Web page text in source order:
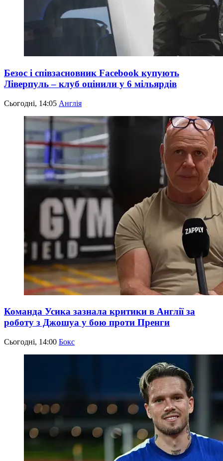
Безос і співзасновник Facebook купують
Ліверпуль – клуб оцінили у 6 мільярдів
Сьогодні, 14:05 Англія
Команда Усика зазнала критики в Англії за
роботу з Джошуа у бою проти Пренги
Сьогодні, 14:00 Бокс